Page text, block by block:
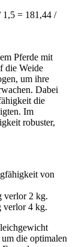
1,5 = 181,44 /
Pferde mit
die Weide
um ihre
Dabei
die
Im
robuster,
von
2 kg.
4 kg.
die optimalen